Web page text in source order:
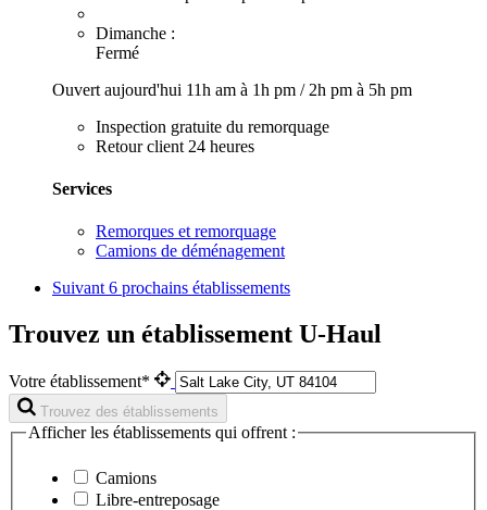
Dimanche :
Fermé
Ouvert aujourd'hui 11h am à 1h pm / 2h pm à 5h pm
Inspection gratuite du remorquage
Retour client 24 heures
Services
Remorques et remorquage
Camions de déménagement
Suivant 6 prochains établissements
Trouvez un établissement U-Haul
Votre établissement*
Trouvez des établissements
Afficher les établissements qui offrent :
Camions
Libre-entreposage